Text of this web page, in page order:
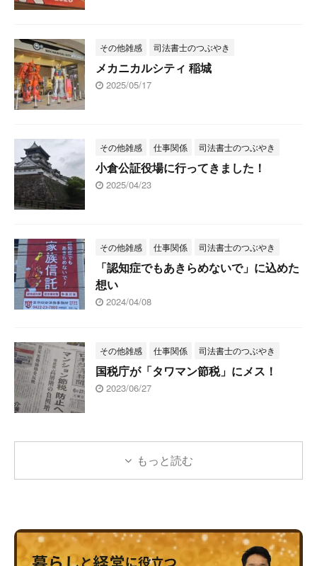
その他雑感 司法書士のつぶやき
メカニカルシティ 稲城
2025/05/17
その他雑感 仕事関係 司法書士のつぶやき
小倉公証役場に行ってきました！
2025/04/23
その他雑感 仕事関係 司法書士のつぶやき
「認知症でもあきらめないで」に込めた
想い
2024/04/08
その他雑感 仕事関係 司法書士のつぶやき
国税庁が「タワマン節税」にメス！
2023/06/27
もっと読む